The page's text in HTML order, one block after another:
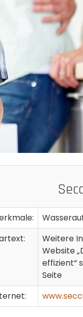
Weitere
Website
effizient“
Seite